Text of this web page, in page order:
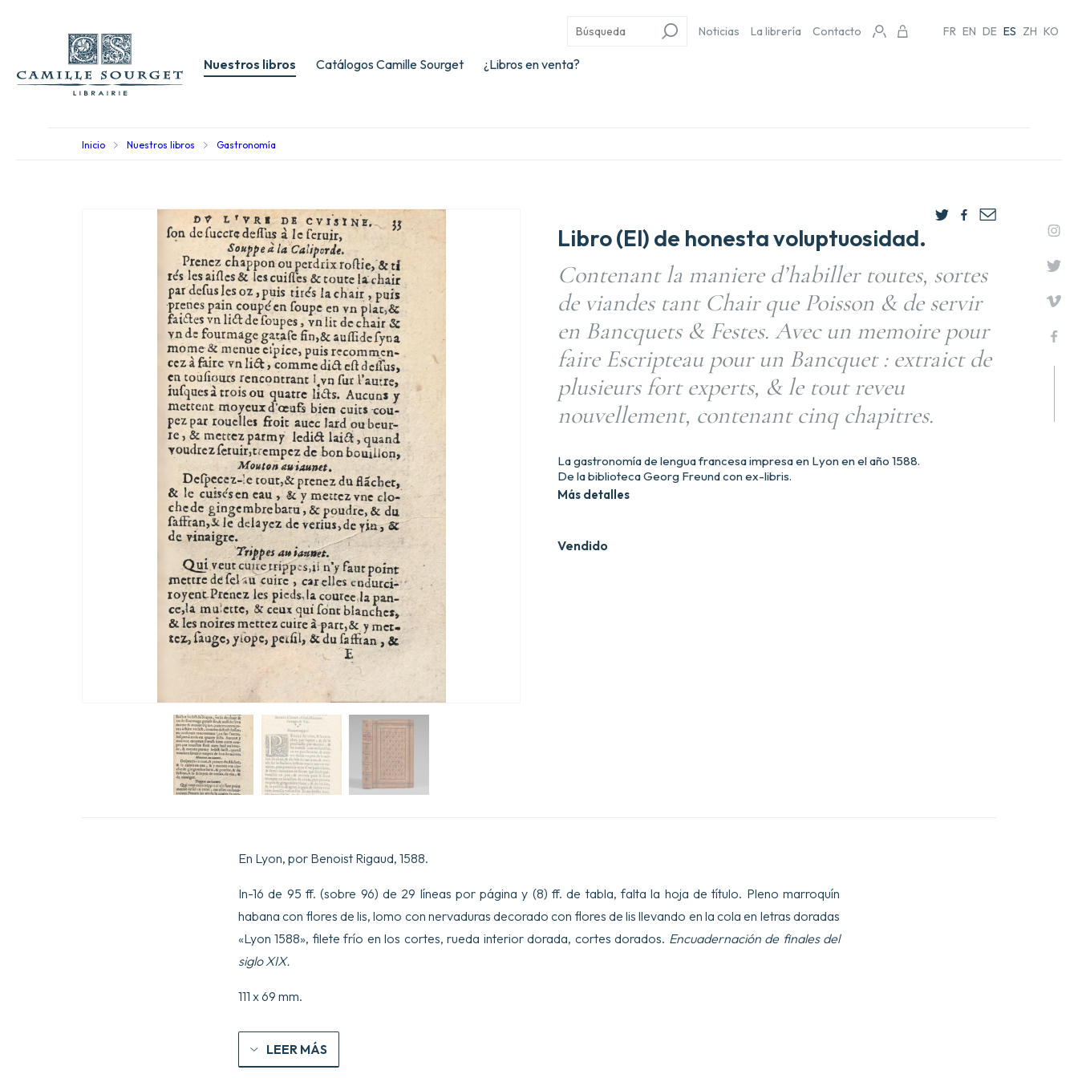
Nuestros libros Catálogos Camille Sourget ¿Libros en venta?
Noticias La librería Contacto FR EN DE ES ZH KO
Inicio Nuestros libros Gastronomía
Libro (El) de honesta voluptuosidad.
Contenant la maniere d’habiller toutes, sortes
de viandes tant Chair que Poisson & de servir
en Bancquets & Festes. Avec un memoire pour
faire Escripteau pour un Bancquet : extraict de
plusieurs fort experts, & le tout reveu
nouvellement, contenant cinq chapitres.
Vendido
La gastronomía de lengua francesa impresa en Lyon en el año 1588.
De la biblioteca Georg Freund con ex-libris.
Más detalles
En Lyon, por Benoist Rigaud, 1588.
In-16 de 95 ff. (sobre 96) de 29 líneas por página y (8) ff. de tabla, falta la hoja de título. Pleno marroquín
habana con flores de lis, lomo con nervaduras decorado con flores de lis llevando en la cola en letras doradas
«Lyon 1588», filete frío en los cortes, rueda interior dorada, cortes dorados. Encuadernación de finales del
siglo XIX.
111 x 69 mm.
LEER MÁS